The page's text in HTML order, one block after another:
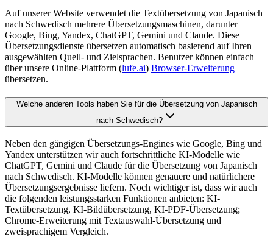
Auf unserer Website verwendet die Textübersetzung von Japanisch
nach Schwedisch mehrere Übersetzungsmaschinen, darunter
Google, Bing, Yandex, ChatGPT, Gemini und Claude. Diese
Übersetzungsdienste übersetzen automatisch basierend auf Ihren
ausgewählten Quell- und Zielsprachen. Benutzer können einfach
über unsere Online-Plattform (lufe.ai) Browser-Erweiterung
übersetzen.
Welche anderen Tools haben Sie für die Übersetzung von Japanisch
nach Schwedisch?
Neben den gängigen Übersetzungs-Engines wie Google, Bing und
Yandex unterstützen wir auch fortschrittliche KI-Modelle wie
ChatGPT, Gemini und Claude für die Übersetzung von Japanisch
nach Schwedisch. KI-Modelle können genauere und natürlichere
Übersetzungsergebnisse liefern. Noch wichtiger ist, dass wir auch
die folgenden leistungsstarken Funktionen anbieten: KI-
Textübersetzung, KI-Bildübersetzung, KI-PDF-Übersetzung;
Chrome-Erweiterung mit Textauswahl-Übersetzung und
zweisprachigem Vergleich.